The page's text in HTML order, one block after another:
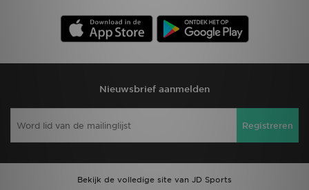
Nieuwsbrief aanmelden
Registreren
Bekijk de volledige site van JD Sports